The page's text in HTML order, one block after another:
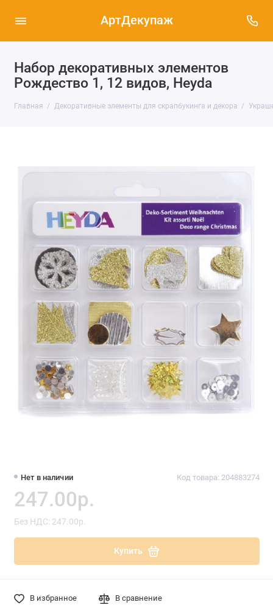
АртДекупаж
Набор декоративных элементов
Рождество 1, 12 видов, Heyda
Главная Декоративные элементы для скрапбукинга и декора
Нет в наличии Код товара: 204883274
247.00р.
Без НДС: 247.00р.
Купить
В избранное В сравнение